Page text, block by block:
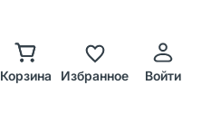
Корзина Избранное Войти